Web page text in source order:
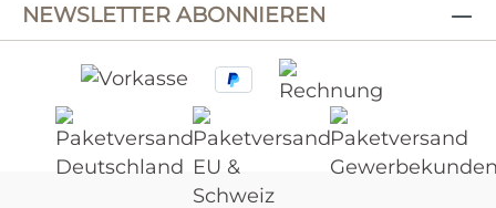
NEWSLETTER ABONNIEREN